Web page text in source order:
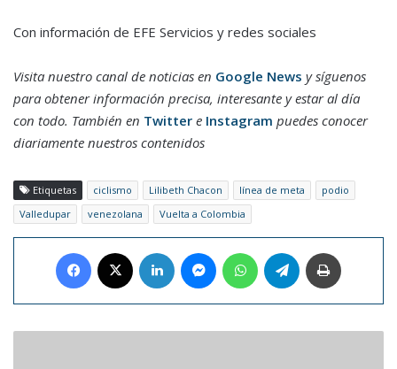
Con información de EFE Servicios y redes sociales
Visita nuestro canal de noticias en Google News y síguenos
para obtener información precisa, interesante y estar al día
con todo. También en Twitter e Instagram puedes conocer
diariamente nuestros contenidos
Etiquetas ciclismo Lilibeth Chacon línea de meta
podio
Valledupar
venezolana Vuelta a Colombia
Facebook LinkedIn MessengerWhatsAppTelegram